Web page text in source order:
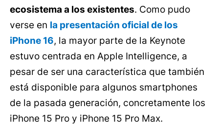
ecosistema a los existentes. Como pudo
verse en la presentación oficial de los
iPhone 16, la mayor parte de la Keynote
estuvo centrada en Apple Intelligence, a
pesar de ser una característica que también
está disponible para algunos smartphones
de la pasada generación, concretamente los
iPhone 15 Pro y iPhone 15 Pro Max.